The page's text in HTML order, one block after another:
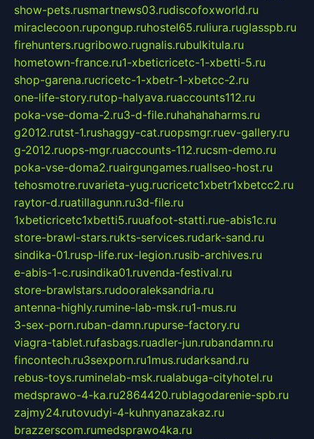
show-pets.rusmartnews03.rudiscofoxworld.ru
miraclecoon.rupongup.ruhostel65.ruliura.ruglasspb.ru
firehunters.rugribowo.rugnalis.rubulkitula.ru
hometown-france.ru1-xbeticricetc-1-xbetti-5.ru
shop-garena.rucricetc-1-xbetr-1-xbetcc-2.ru
one-life-story.rutop-halyava.ruaccounts112.ru
poka-vse-doma-2.ru3-d-file.ruhahahaharms.ru
g2012.rutst-1.rushaggy-cat.ruopsmgr.ruev-gallery.ru
g-2012.ruops-mgr.ruaccounts-112.rucsm-demo.ru
poka-vse-doma2.ruairgungames.ruallseo-host.ru
tehosmotre.ruvarieta-yug.rucricetc1xbetr1xbetcc2.ru
raytor-d.ruatillagunn.ru3d-file.ru
1xbeticricetc1xbetti5.ruuafoot-statti.rue-abis1c.ru
store-brawl-stars.rukts-services.rudark-sand.ru
sindika-01.rusp-life.rux-legion.rusib-archives.ru
e-abis-1-c.rusindika01.ruvenda-festival.ru
store-brawlstars.rudooraleksandria.ru
antenna-highly.rumine-lab-msk.ru1-mus.ru
3-sex-porn.ruban-damn.rupurse-factory.ru
viagra-tablet.rufasbags.ruadler-jun.rubandamn.ru
fincontech.ru3sexporn.ru1mus.rudarksand.ru
rebus-toys.ruminelab-msk.rualabuga-cityhotel.ru
medsprawo-4-ka.ru2864420.rublagodarenie-spb.ru
zajmy24.rutovudyi-4-kuhnyanazakaz.ru
brazzerscom.rumedsprawo4ka.ru